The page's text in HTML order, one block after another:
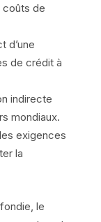
coûts de
d’une
de crédit à
indirecte
mondiaux.
exigences
la
le